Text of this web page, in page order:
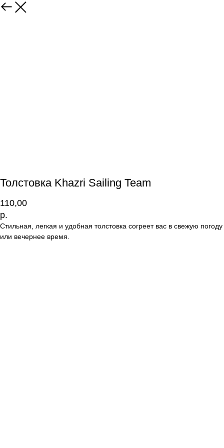
Толстовка Khazri Sailing Team
110,00
р.
Стильная, легкая и удобная толстовка согреет вас в свежую погоду
или вечернее время.